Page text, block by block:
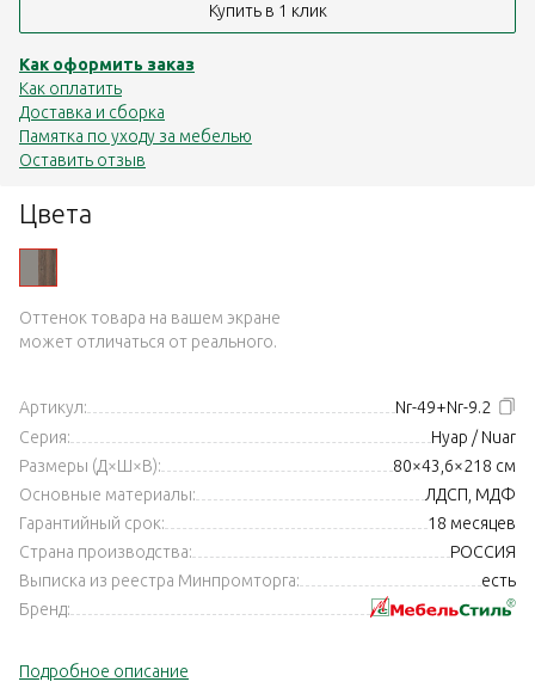
Цвета
Оттенок товара на вашем экране
может отличаться от реального.
Артикул:
Nr-49+Nr-9.2
Серия:
Нуар / Nuar
Размеры (Д×Ш×В):
80×43,6×218 см
Основные материалы:
ЛДСП, МДФ
Гарантийный срок:
18 месяцев
Страна производства:
РОССИЯ
Выписка из реестра Минпромторга:
есть
Бренд:
Подробное описание
Купить в 1 клик
Как оформить заказ
Как оплатить
Доставка и сборка
Памятка по уходу за мебелью
Оставить отзыв